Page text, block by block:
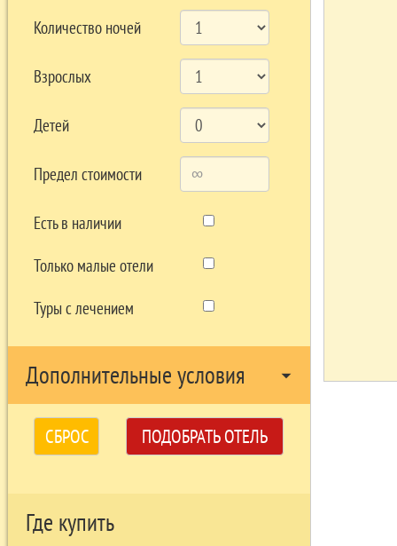
Количество ночей
Взрослых
Детей
Предел стоимости
Есть в наличии
Только малые отели
Туры с лечением
Дополнительные условия arrow_drop_down
СБРОС ПОДОБРАТЬ ОТЕЛЬ
Где купить